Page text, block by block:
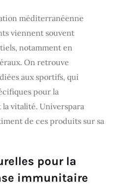
méditerranéenne
viennent souvent
notamment en
On retrouve
aux sportifs, qui
pour la
vitalité. Universpara
de ces produits sur sa
pour la
immunitaire